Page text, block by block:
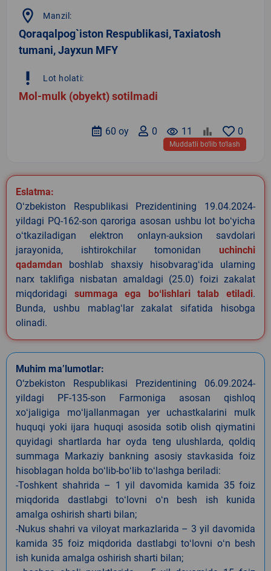
location_on Manzil:
Qoraqalpog`iston Respublikasi, Taxiatosh
tumani, Jayxun MFY
priority_high Lot holati:
Mol-mulk (obyekt) sotilmadi
0
remove_red_eye 11
0
60 oy
Muddatli bo‘lib to‘lash
Eslatma:
Oʻzbekiston Respublikasi Prezidentining 19.04.2024-
yildagi PQ-162-son qaroriga asosan ushbu lot boʻyicha
oʻtkaziladigan elektron onlayn-auksion savdolari
jarayonida, ishtirokchilar tomonidan uchinchi
qadamdan boshlab shaxsiy hisobvaragʻida ularning
narx taklifiga nisbatan amaldagi (25.0) foizi zakalat
miqdoridagi summaga ega boʻlishlari talab etiladi.
Bunda, ushbu mablagʻlar zakalat sifatida hisobga
olinadi.
Muhim ma’lumotlar:
O‘zbekiston Respublikasi Prezidentining 06.09.2024-
yildagi PF-135-son Farmoniga asosan qishloq
xoʻjaligiga moʻljallanmagan yer uchastkalarini mulk
huquqi yoki ijara huquqi asosida sotib olish qiymatini
quyidagi shartlarda har oyda teng ulushlarda, qoldiq
summaga Markaziy bankning asosiy stavkasida foiz
hisoblagan holda boʻlib-boʻlib toʻlashga beriladi:
-Toshkent shahrida – 1 yil davomida kamida 35 foiz
miqdorida dastlabgi toʻlovni oʻn besh ish kunida
amalga oshirish sharti bilan;
-Nukus shahri va viloyat markazlarida – 3 yil davomida
kamida 35 foiz miqdorida dastlabgi toʻlovni oʻn besh
ish kunida amalga oshirish sharti bilan;